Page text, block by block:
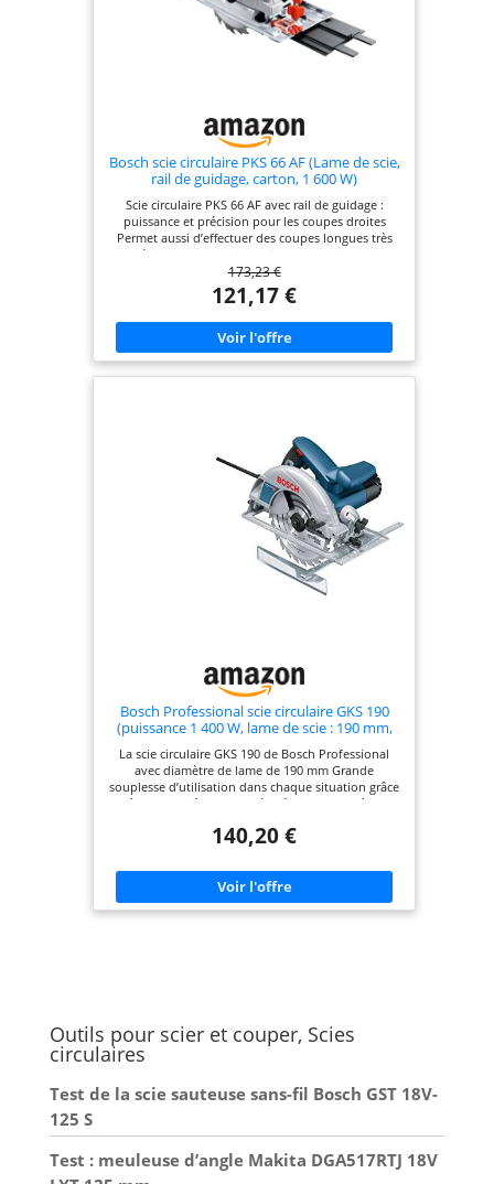
Bosch scie circulaire PKS 66 AF (Lame de scie,
rail de guidage, carton, 1 600 W)
Scie circulaire PKS 66 AF avec rail de guidage :
puissance et précision pour les coupes droites
Permet aussi d’effectuer des coupes longues très
précises avec le rail de guidage fourni Travail
propre car 80 % des copeaux sont récupérés par le
boîtier CleanSystem fourni Accepte les lames de
scie circulaire avec un diamètre nominal de 190
mm Livré avec : PKS 66 AF, boîtier CleanSystem,
guide de coupe CutControl, trois éléments de rail
de guidage (de 35 cm chacun), lame Speedline
Wood (diamètre 190 mm), butée parallèle, carton
173,23 €
121,17 €
Bosch Professional scie circulaire GKS 190
(puissance 1 400 W, lame de scie : 190 mm,
carbure, adaptateur d’aspiration, butée
parallèle, clé six pans mâle)
La scie circulaire GKS 190 de Bosch Professional
avec diamètre de lame de 190 mm Grande
souplesse d’utilisation dans chaque situation grâce
à la capacité de coupe élevée (70 mm) et à la
sciage rapide dans les bois tendres et durs grâce au
tr/min Forme ergonomique et compacte pour une
bonne prise en main et maniabilité Livré avec :
GKS 190, lame au carbure, adaptateur d’aspiration,
butée parallèle, clé six pans mâle
140,20 €
Outils pour scier et couper, Scies
circulaires
Test de la scie sauteuse sans-fil Bosch GST 18V-
125 S
Test : meuleuse d’angle Makita DGA517RTJ 18V